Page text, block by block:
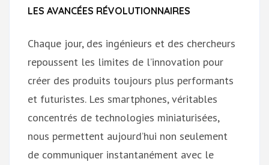
LES AVANCÉES RÉVOLUTIONNAIRES
Chaque jour, des ingénieurs et des chercheurs
repoussent les limites de l’innovation pour
créer des produits toujours plus performants
et futuristes. Les smartphones, véritables
concentrés de technologies miniaturisées,
nous permettent aujourd’hui non seulement
de communiquer instantanément avec le